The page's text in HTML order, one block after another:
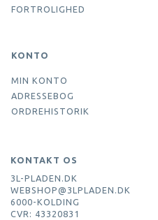
FORTROLIGHED
KONTO
MIN KONTO
ADRESSEBOG
ORDREHISTORIK
KONTAKT OS
3L-PLADEN.DK
WEBSHOP@3LPLADEN.DK
6000-KOLDING
CVR: 43320831